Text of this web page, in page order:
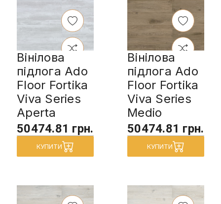
Вінілова
підлога Ado
Floor Fortika
Viva Series
Aperta
50474.81 грн.
КУПИТИ
Вінілова
підлога Ado
Floor Fortika
Viva Series
Medio
50474.81 грн.
КУПИТИ